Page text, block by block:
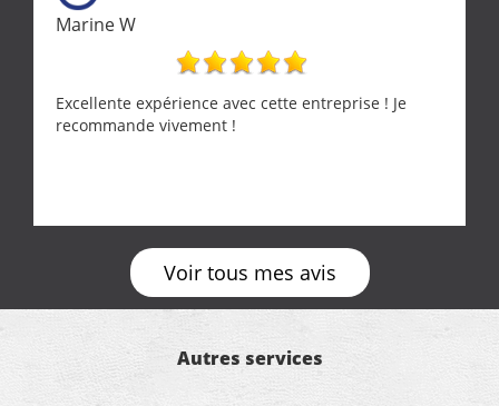
Marine W
Excellente expérience avec cette entreprise ! Je
recommande vivement !
Voir tous mes avis
Autres services